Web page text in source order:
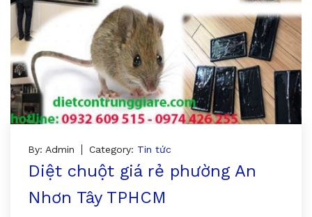
By: Admin Category: Tin tức
Diệt chuột giá rẻ phường An
Nhơn Tây TPHCM